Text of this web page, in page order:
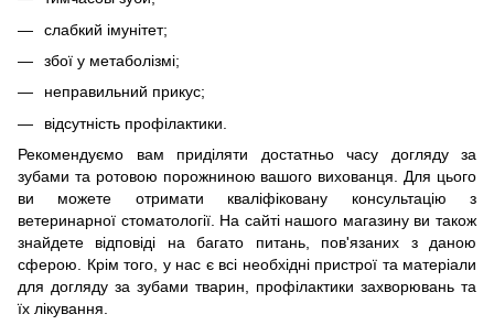
слабкий імунітет;
збої у метаболізмі;
неправильний прикус;
відсутність профілактики.
Рекомендуємо вам приділяти достатньо часу догляду за
зубами та ротовою порожниною вашого вихованця. Для цього
ви можете отримати кваліфіковану консультацію з
ветеринарної стоматології. На сайті нашого магазину ви також
знайдете відповіді на багато питань, пов'язаних з даною
сферою. Крім того, у нас є всі необхідні пристрої та матеріали
для догляду за зубами тварин, профілактики захворювань та
їх лікування.